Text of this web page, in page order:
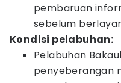
pembaruan
sebelum
Kondisi pelabuhan:
Pelabuhan
penyeberangan